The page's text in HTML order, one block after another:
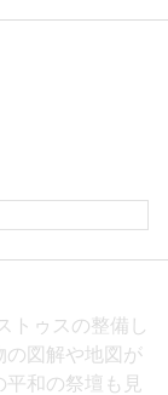
トゥスの整備し
の図解や地図が
和の祭壇も見